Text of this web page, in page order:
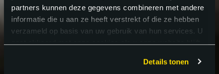
partners kunnen deze gegevens combineren met andere
informatie die u aan ze heeft verstrekt of die ze hebben
verzameld op basis van uw gebruik van hun services. U
gaat akkoord met onze cookies als u onze website blijft
Details tonen